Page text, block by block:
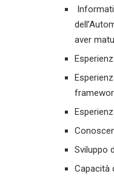
aver
Sviluppo
Capacità